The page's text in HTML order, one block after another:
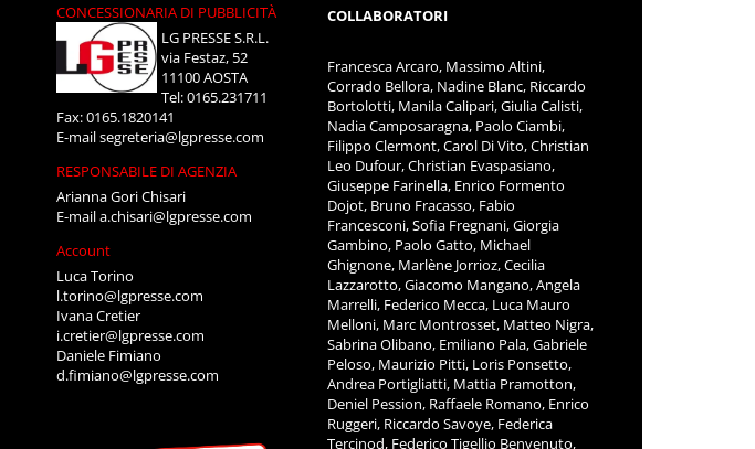
CONCESSIONARIA DI PUBBLICITÀ
LG PRESSE S.R.L.
via Festaz, 52
11100 AOSTA
Tel: 0165.231711
Fax: 0165.1820141
E-mailsegreteria@lgpresse.com
RESPONSABILE DI AGENZIA
Arianna Gori Chisari
E-maila.chisari@lgpresse.com
Account
Luca Torino
l.torino@lgpresse.com
Ivana Cretier
i.cretier@lgpresse.com
Daniele Fimiano
d.fimiano@lgpresse.com
COLLABORATORI
Francesca Arcaro, Massimo Altini,
Corrado Bellora, Nadine Blanc, Riccardo
Bortolotti, Manila Calipari, Giulia Calisti,
Nadia Camposaragna, Paolo Ciambi,
Filippo Clermont, Carol Di Vito, Christian
Leo Dufour, Christian Evaspasiano,
Giuseppe Farinella, Enrico Formento
Dojot, Bruno Fracasso, Fabio
Francesconi, Sofia Fregnani, Giorgia
Gambino, Paolo Gatto, Michael
Ghignone, Marlène Jorrioz, Cecilia
Lazzarotto, Giacomo Mangano, Angela
Marrelli, Federico Mecca, Luca Mauro
Melloni, Marc Montrosset, Matteo Nigra,
Sabrina Olibano, Emiliano Pala, Gabriele
Peloso, Maurizio Pitti, Loris Ponsetto,
Andrea Portigliatti, Mattia Pramotton,
Deniel Pession, Raffaele Romano, Enrico
Ruggeri, Riccardo Savoye, Federica
Tercinod, Federico Tigellio Benvenuto,